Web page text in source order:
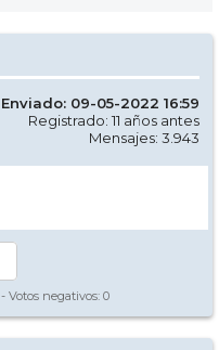
Enviado: 09-05-2022 16:59
Registrado: 11 años antes
Mensajes: 3.943
- Votos negativos: 0